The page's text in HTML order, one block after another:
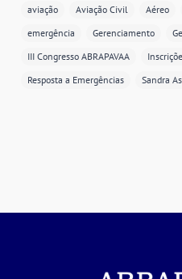
aviação
Aviação Civil Aéreo
emergência
Gerenciamento
III Congresso ABRAPAVAA
Resposta a Emergências
Sandra